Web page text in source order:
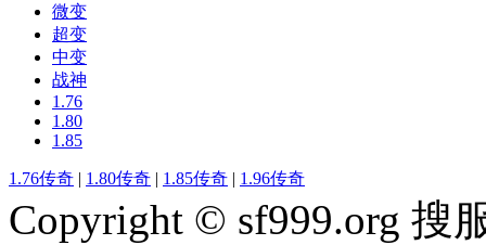
微变
超变
中变
战神
1.76
1.80
1.85
1.76传奇 | 1.80传奇 | 1.85传奇 | 1.96传奇
Copyright © sf999.org 搜